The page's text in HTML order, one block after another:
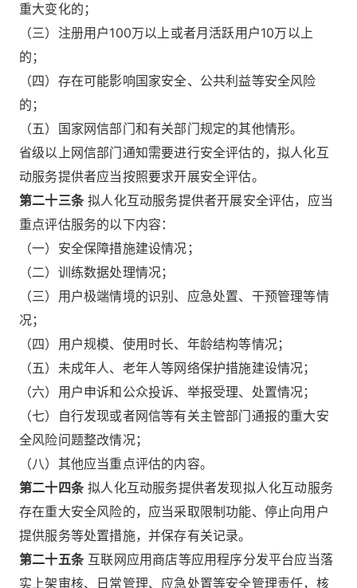
重大变化的；
（三）注册用户100万以上或者月活跃用户10万以上
的；
（四）存在可能影响国家安全、公共利益等安全风险
的；
（五）国家网信部门和有关部门规定的其他情形。
省级以上网信部门通知需要进行安全评估的，拟人化互
动服务提供者应当按照要求开展安全评估。
第二十三条拟人化互动服务提供者开展安全评估，应当
重点评估服务的以下内容：
（一）安全保障措施建设情况；
（二）训练数据处理情况；
（三）用户极端情境的识别、应急处置、干预管理等情
况；
（四）用户规模、使用时长、年龄结构等情况；
（五）未成年人、老年人等网络保护措施建设情况；
（六）用户申诉和公众投诉、举报受理、处置情况；
（七）自行发现或者网信等有关主管部门通报的重大安
全风险问题整改情况；
（八）其他应当重点评估的内容。
第二十四条拟人化互动服务提供者发现拟人化互动服务
存在重大安全风险的，应当采取限制功能、停止向用户
提供服务等处置措施，并保存有关记录。
第二十五条互联网应用商店等应用程序分发平台应当落
实上架审核、日常管理、应急处置等安全管理责任，核